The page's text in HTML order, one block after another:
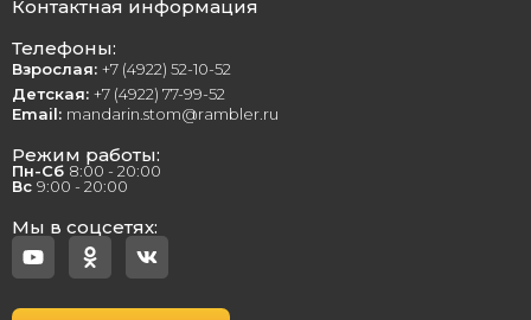
Контактная информация
Телефоны:
Взрослая: +7 (4922) 52-10-52
Детская: +7 (4922) 77-99-52
Email: mandarin.stom@rambler.ru
Режим работы:
Пн-Сб 8:00 - 20:00
Вс 9:00 - 20:00
Мы в соцсетях: